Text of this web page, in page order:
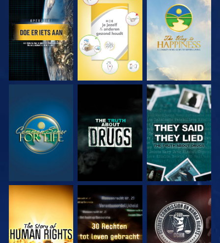
KIJK KIJK KIJK
KIJK KIJK KIJK
KIJK KIJK KIJK